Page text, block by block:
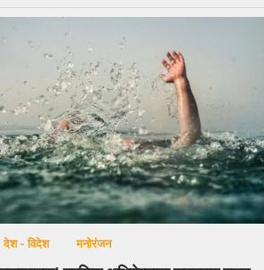
देश - विदेश मनोरंजन